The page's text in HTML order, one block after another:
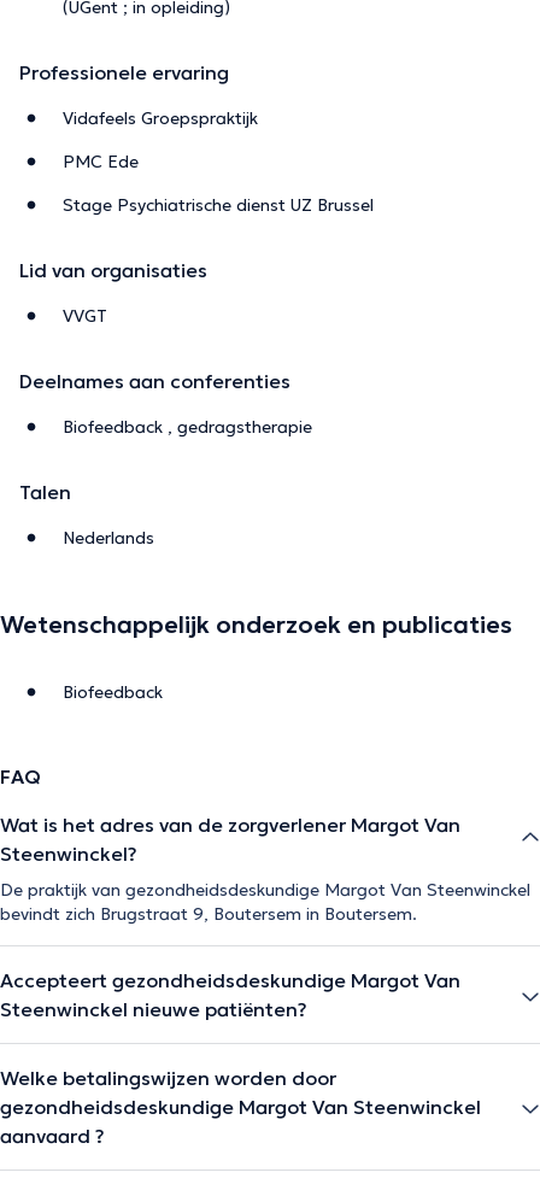
(UGent ; in opleiding)
Professionele ervaring
Vidafeels Groepspraktijk
PMC Ede
Stage Psychiatrische dienst UZ Brussel
Lid van organisaties
VVGT
Deelnames aan conferenties
Biofeedback , gedragstherapie
Talen
Nederlands
Wetenschappelijk onderzoek en publicaties
Biofeedback
FAQ
Wat is het adres van de zorgverlener Margot Van
Steenwinckel?
De praktijk van gezondheidsdeskundige Margot Van Steenwinckel
bevindt zich Brugstraat 9, Boutersem in Boutersem.
Accepteert gezondheidsdeskundige Margot Van
Steenwinckel nieuwe patiënten?
Welke betalingswijzen worden door
gezondheidsdeskundige Margot Van Steenwinckel
aanvaard ?